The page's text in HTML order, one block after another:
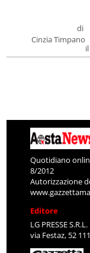
di
Cinzia Timpano
Quotidiano
8/2012
Autorizzazione
Editore
LG PRESSE S.R.L.
via Festaz, 52